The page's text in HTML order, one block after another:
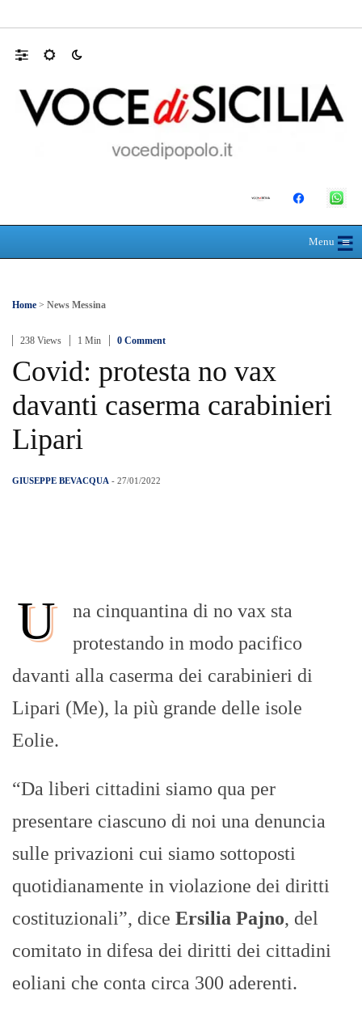
Menu≡
☰
Home > News Messina
238 Views 1 Min 0 Comment
Covid: protesta no vax
davanti caserma carabinieri
Lipari
GIUSEPPE BEVACQUA - 27/01/2022
U
na cinquantina di no vax sta
protestando in modo pacifico
davanti alla caserma dei carabinieri di
Lipari (Me), la più grande delle isole
Eolie.
“Da liberi cittadini siamo qua per
presentare ciascuno di noi una denuncia
sulle privazioni cui siamo sottoposti
quotidianamente in violazione dei diritti
costituzionali”, dice Ersilia Pajno, del
comitato in difesa dei diritti dei cittadini
eoliani che conta circa 300 aderenti.